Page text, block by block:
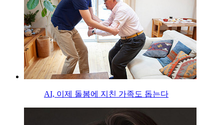
AI, 이제 돌봄에 지친 가족도 돕는다